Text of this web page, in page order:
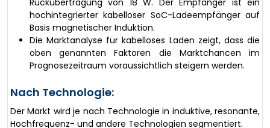
hochintegrierter kabelloser SoC-Ladeempfänger auf
Basis magnetischer Induktion.
Die Marktanalyse für kabelloses Laden zeigt, dass die
oben genannten Faktoren die Marktchancen im
Prognosezeitraum voraussichtlich steigern werden.
Nach Technologie:
Der Markt wird je nach Technologie in induktive, resonante,
Hochfrequenz- und andere Technologien segmentiert.